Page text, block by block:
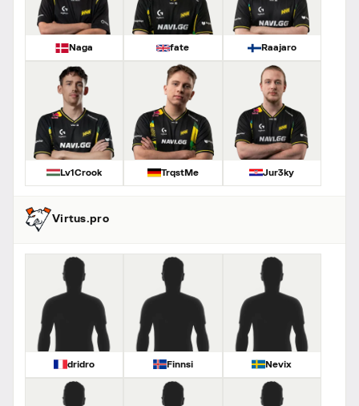
Naga fate Raajaro
Lv1Crook TrqstMe Jur3ky
Virtus.pro
dridro Finnsi Nevix